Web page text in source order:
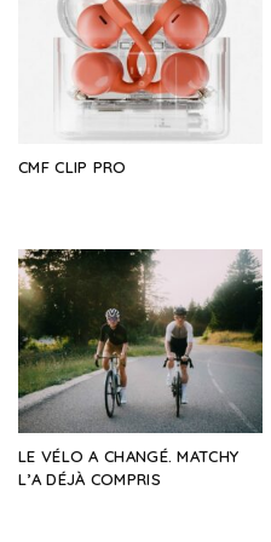
CMF CLIP PRO
LE VÉLO A CHANGÉ. MATCHY
L’A DÉJÀ COMPRIS